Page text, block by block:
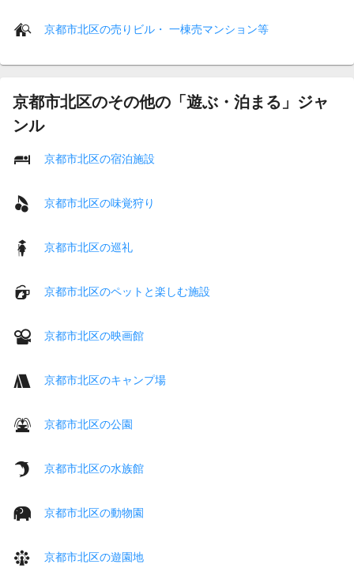
京都市北区の売りビル・ 一棟売マンション等
京都市北区のその他の「遊ぶ・泊まる」ジャ
ンル
京都市北区の宿泊施設
京都市北区の味覚狩り
京都市北区の巡礼
京都市北区のペットと楽しむ施設
京都市北区の映画館
京都市北区のキャンプ場
京都市北区の公園
京都市北区の水族館
京都市北区の動物園
京都市北区の遊園地